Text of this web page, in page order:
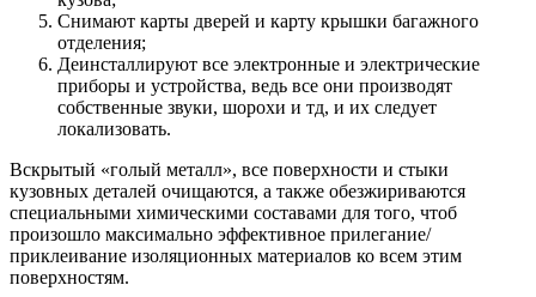
Снимают карты дверей и карту крышки багажного
отделения;
Деинсталлируют все электронные и электрические
приборы и устройства, ведь все они производят
собственные звуки, шорохи и тд, и их следует
локализовать.
Вскрытый «голый металл», все поверхности и стыки
кузовных деталей очищаются, а также обезжириваются
специальными химическими составами для того, чтоб
произошло максимально эффективное прилегание/
приклеивание изоляционных материалов ко всем этим
поверхностям.